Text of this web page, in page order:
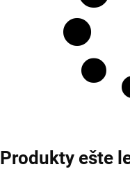
Produkty ešte